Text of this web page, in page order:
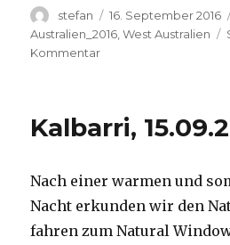
Autor
stefan
Veröffentlicht
am
16. September 2016
Australien_2016 ,West Australien
Kommentarzu
Kalbarri,
Nach einer warmen und
Nacht erkunden wir den
fahren zum Natural